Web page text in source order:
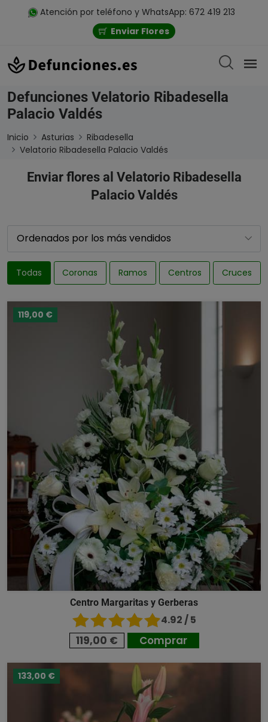
Atención por teléfono y WhatsApp: 672 419 213
Enviar Flores
Defunciones Velatorio Ribadesella
Palacio Valdés
Inicio Asturias
Ribadesella
Velatorio Ribadesella Palacio Valdés
Enviar flores al Velatorio Ribadesella
Palacio Valdés
Todas Coronas Ramos Centros Cruces
119,00 €
Centro Margaritas y Gerberas
4.92 / 5
119,00 € Comprar
133,00 €